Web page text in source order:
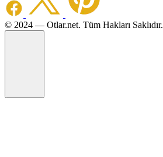
©️ 2024 — Otlar.net. Tüm Hakları Saklıdır.